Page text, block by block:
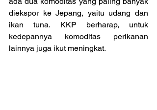
diekspor ke Jepang, yaitu udang dan
ikan tuna. KKP berharap, untuk
kedepannya komoditas perikanan
lainnya juga ikut meningkat.